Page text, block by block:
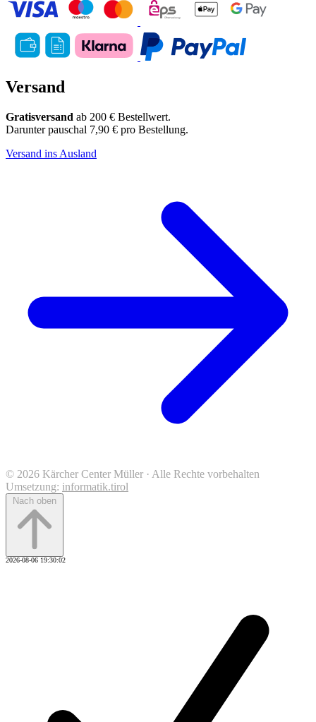
Versand
Gratisversand ab 200 € Bestellwert.
Darunter pauschal 7,90 € pro Bestellung.
Versand ins Ausland
© 2026 Kärcher Center Müller · Alle Rechte vorbehalten
Umsetzung: informatik.tirol
Nach oben
2026-08-06 19:30:02